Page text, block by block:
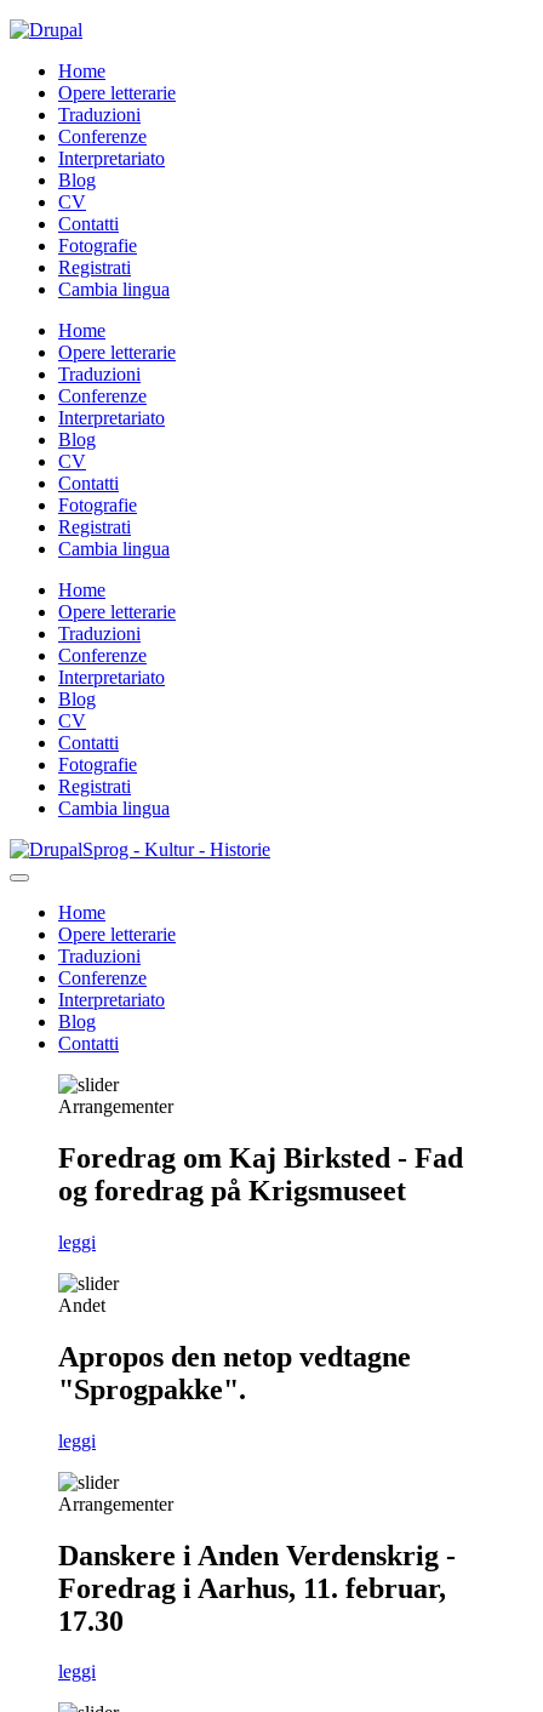
Home
Opere letterarie
Traduzioni
Conferenze
Interpretariato
Blog
CV
Contatti
Fotografie
Registrati
Cambia lingua
Home
Opere letterarie
Traduzioni
Conferenze
Interpretariato
Blog
CV
Contatti
Fotografie
Registrati
Cambia lingua
Home
Opere letterarie
Traduzioni
Conferenze
Interpretariato
Blog
CV
Contatti
Fotografie
Registrati
Cambia lingua
Salta
al
principale
Sprog - Kultur - Historie
Primær
navigation
Home
Opere letterarie
Traduzioni
Conferenze
Interpretariato
Blog
Contatti
Arrangementer
Foredrag om Kaj Birksted - Fad
og foredrag på Krigsmuseet
leggi
Andet
Apropos den netop vedtagne
"Sprogpakke".
leggi
Arrangementer
Danskere i Anden Verdenskrig -
Foredrag i Aarhus, 11. februar,
17.30
leggi